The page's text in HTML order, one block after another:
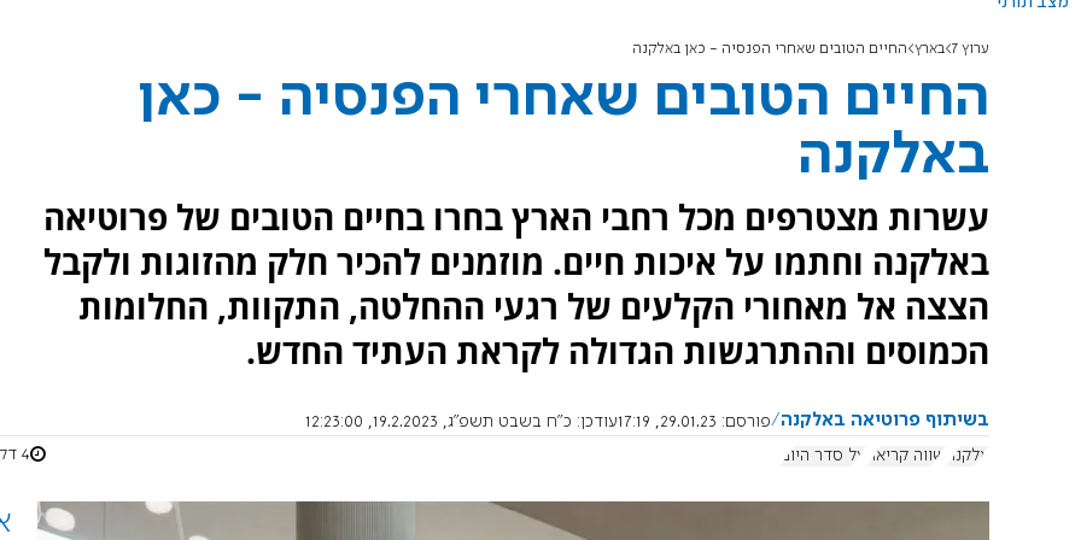
ערוץ 7 בארץ החיים הטובים שאחרי הפנסיה - כאן באלקנה
החיים הטובים שאחרי הפנסיה - כאן
באלקנה
עשרות מצטרפים מכל רחבי הארץ בחרו בחיים הטובים של פרוטיאה
באלקנה וחתמו על איכות חיים. מוזמנים להכיר חלק מהזוגות ולקבל
הצצה אל מאחורי הקלעים של רגעי ההחלטה, התקוות, החלומות
הכמוסים וההתרגשות הגדולה לקראת העתיד החדש.
בשיתוף פרוטיאה באלקנה פורסם: 29.01.23, 17:19 עודכן: כ"ח בשבט תשפ"ג, 19.2.2023, 12:23:00
אלקנה
שווה קריאה על סדר היום 4 דקות